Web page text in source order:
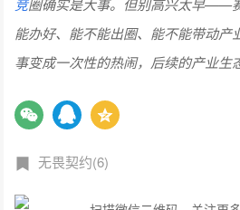
竞圈确实是大事。但别高兴太早——
能办好、能不能出圈、能不能带动产
事变成一次性的热闹，后续的产业生
无畏契约(6)